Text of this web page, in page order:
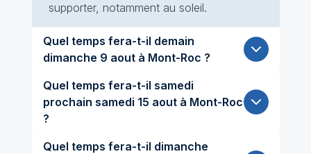
supporter, notamment au soleil.
Quel temps fera-t-il demain
dimanche 9 aout à Mont-Roc ?
Quel temps fera-t-il samedi
prochain samedi 15 aout à Mont-Roc
?
Quel temps fera-t-il dimanche